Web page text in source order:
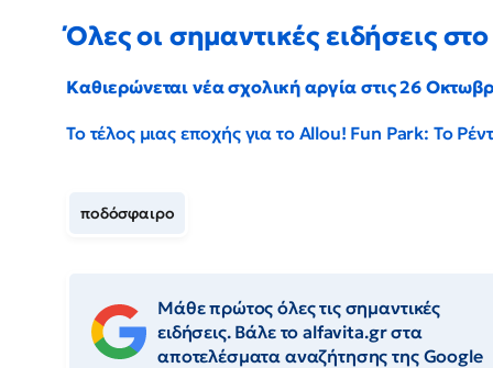
Όλες οι σημαντικές ειδήσεις
Καθιερώνεται νέα σχολική αργία στις 26
Το τέλος μιας εποχής για το Allou! Fun Park: Το
ποδόσφαιρο
Μάθε πρώτος όλες τις σημαντικές
ειδήσεις. Βάλε το alfavita.gr στα
αποτελέσματα αναζήτησης της Google